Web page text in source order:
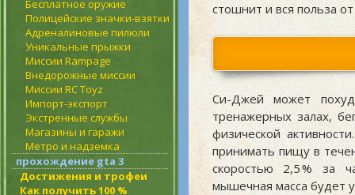
Бесплатное оружие
Полицейские значки-взятки
Адреналиновые пилюли
Уникальные прыжки
Миссии Rampage
Внедорожные миссии
Миссии RC Toyz
Импорт-экспорт
Экстренные службы
Магазины и гаражи
Метро и надземка
прохождение gta 3
Достижения и трофеи
Как получить 100 %
стошнит и вся польза
Си-Джей может
тренажерных залах,
физической
принимать пищу в
скоростью 2,5 % за
мышечная масса будет